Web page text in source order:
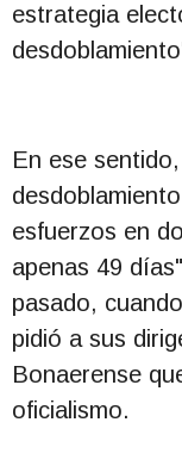
estrategia
En ese
esfuerzos en
apenas 49
pasado,
pidió a sus
Bonaerense
oficialismo.